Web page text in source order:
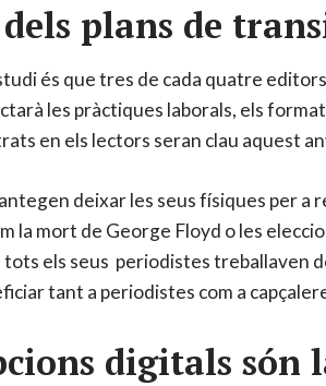
dels plans de
és que tres de cada quatre
les pràctiques laborals, els
en els lectors seran clau aquest
deixar les seus físiques per
la mort de George Floyd o les
els seus periodistes treballaven
tant a periodistes com a
digitals